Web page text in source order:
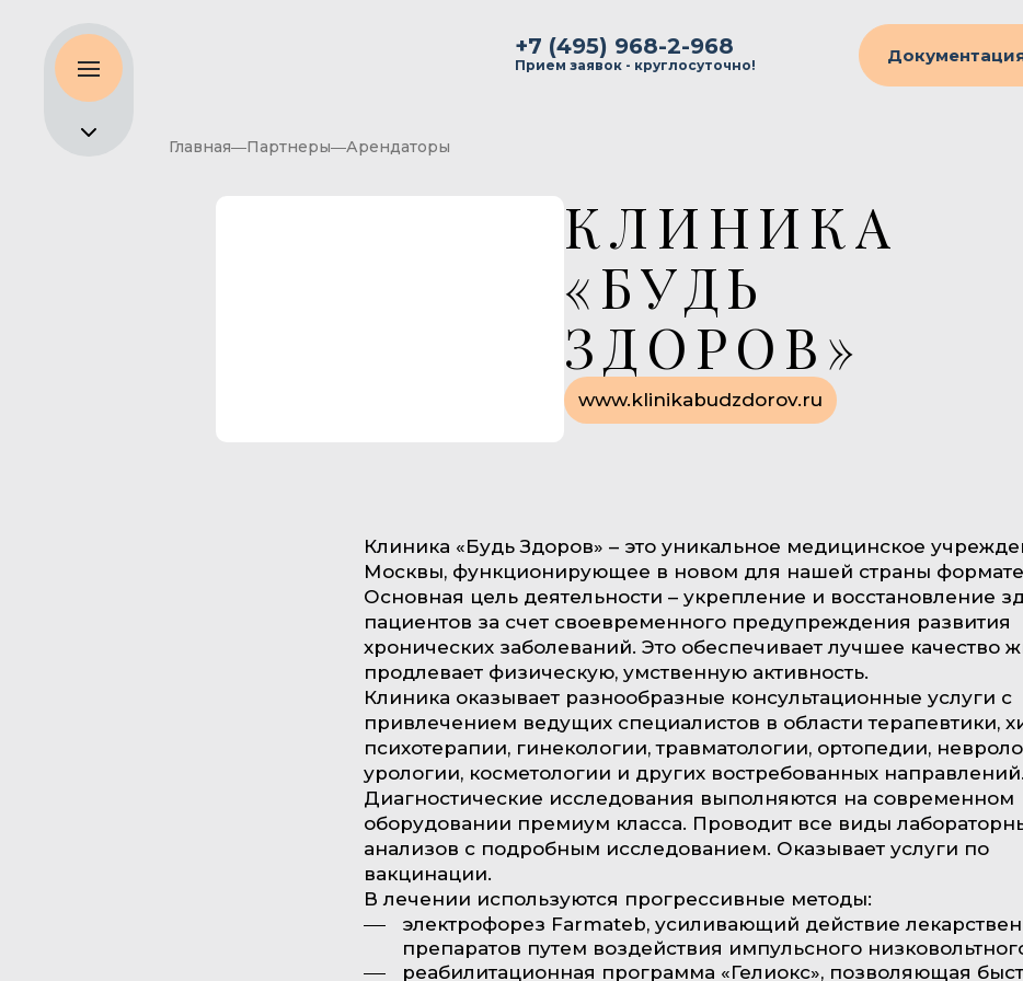
+7 (495) 968-2-968
Прием заявок - круглосуточно!
Главная Партнеры Арендаторы
КЛИНИКА
«БУДЬ
ЗДОРОВ»
www.klinikabudzdorov.ru
Клиника «Будь Здоров» – это уникальное медицинское
Москвы, функционирующее в новом для нашей страны
Основная цель деятельности – укрепление и восстановление
пациентов за счет своевременного предупреждения развития
хронических заболеваний. Это обеспечивает лучшее качество
продлевает физическую, умственную активность.
Клиника оказывает разнообразные консультационные услуги с
привлечением ведущих специалистов в области терапевтики,
психотерапии, гинекологии, травматологии, ортопедии,
урологии, косметологии и других востребованных направлений.
Диагностические исследования выполняются на современном
оборудовании премиум класса. Проводит все виды
анализов с подробным исследованием. Оказывает услуги по
вакцинации.
В лечении используются прогрессивные методы:
электрофорез Farmateb, усиливающий действие
препаратов путем воздействия импульсного
реабилитационная программа «Гелиокс», позволяющая